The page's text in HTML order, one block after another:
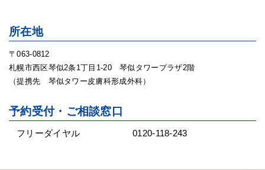
所在地
〒063-0812
札幌市西区琴似2条1丁目1-20 琴似タワープラザ2階
（提携先 琴似タワー皮膚科形成外科）
予約受付・ご相談窓口
フリーダイヤル 0120-118-243